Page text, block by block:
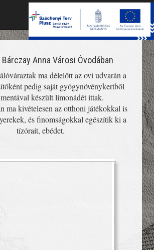
Anna Városi Óvodában
ma délelőtt az ovi udvarán a
pedig saját gyógynövénykertből
készült limonádét ittak.
ma kivételesen az otthoni játékokkal is
és finomságokkal egészítik ki a
tízórait, ebédet.